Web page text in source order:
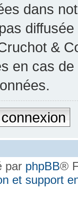
dans
&
en cas
par phpBB®
et support